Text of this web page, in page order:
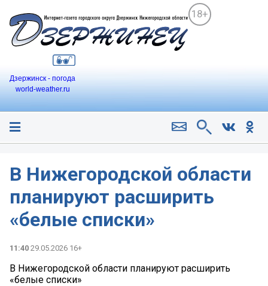
18+
Дзержинск - погода
world-weather.ru
В Нижегородской области
планируют расширить
«белые списки»
11:40 29.05.2026 16+
В Нижегородской области планируют расширить
«белые списки»